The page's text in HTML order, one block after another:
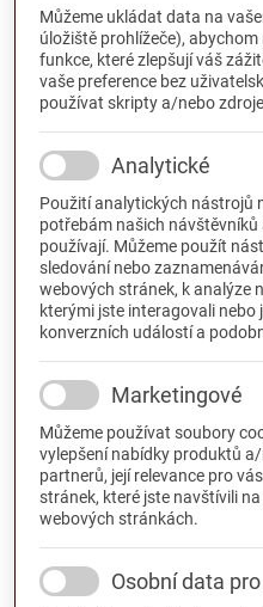
Můžeme ukládat data na
úložiště prohlížeče),
funkce, které zlepšují váš
vaše preference bez
používat skripty a/nebo
Analytické
Použití analytických nástrojů
potřebám našich
používají. Můžeme použít
sledování nebo
webových stránek, k analýze
kterými jste interagovali nebo
konverzních událostí a
Marketingové
Můžeme používat soubory
vylepšení nabídky produktů
partnerů, její relevance pro
stránek, které jste navštívili
webových stránkách.
Osobní data